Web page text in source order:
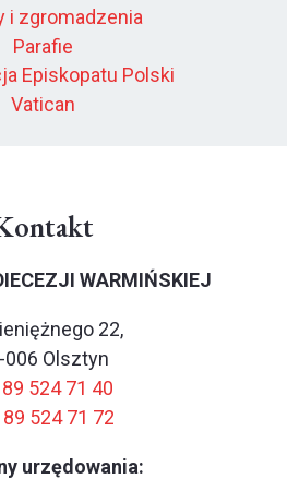
i zgromadzenia
Parafie
Episkopatu Polski
Vatican
WARMIŃSKIEJ
22,
006 Olsztyn
524 71 40
524 71 72
urzędowania: